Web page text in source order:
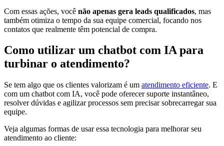
Com essas ações, você não apenas gera leads qualificados, mas
também otimiza o tempo da sua equipe comercial, focando nos
contatos que realmente têm potencial de compra.
Como utilizar um chatbot com IA para
turbinar o atendimento?
Se tem algo que os clientes valorizam é um atendimento eficiente. E
com um chatbot com IA, você pode oferecer suporte instantâneo,
resolver dúvidas e agilizar processos sem precisar sobrecarregar sua
equipe.
Veja algumas formas de usar essa tecnologia para melhorar seu
atendimento ao cliente: